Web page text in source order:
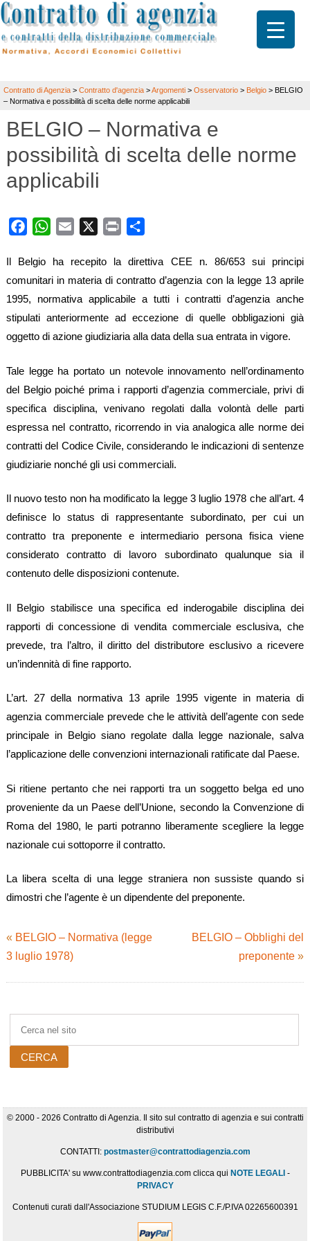
Contratto di Agenzia > Contratto d'agenzia >Argomenti > Osservatorio > Belgio > BELGIO
– Normativa e possibilità di scelta delle norme applicabili
BELGIO – Normativa e
possibilità di scelta delle norme
applicabili
FacebookWhatsApp
Email Print
Il Belgio ha recepito la direttiva CEE n. 86/653 sui principi
comunitari in materia di contratto d’agenzia con la legge 13 aprile
1995, normativa applicabile a tutti i contratti d’agenzia anche
stipulati anteriormente ad eccezione di quelle obbligazioni già
oggetto di azione giudiziaria alla data della sua entrata in vigore.
Tale legge ha portato un notevole innovamento nell’ordinamento
del Belgio poiché prima i rapporti d’agenzia commerciale, privi di
specifica disciplina, venivano regolati dalla volontà delle parti
espressa nel contratto, ricorrendo in via analogica alle norme dei
contratti del Codice Civile, considerando le indicazioni di sentenze
giudiziarie nonché gli usi commerciali.
Il nuovo testo non ha modificato la legge 3 luglio 1978 che all’art. 4
definisce lo status di rappresentante subordinato, per cui un
contratto tra preponente e intermediario persona fisica viene
considerato contratto di lavoro subordinato qualunque sia il
contenuto delle disposizioni contenute.
Il Belgio stabilisce una specifica ed inderogabile disciplina dei
rapporti di concessione di vendita commerciale esclusiva, che
prevede, tra l’altro, il diritto del distributore esclusivo a ricevere
un’indennità di fine rapporto.
L’art. 27 della normativa 13 aprile 1995 vigente in materia di
agenzia commerciale prevede che le attività dell’agente con sede
principale in Belgio siano regolate dalla legge nazionale, salva
l’applicazione delle convenzioni internazionali ratificate dal Paese.
Si ritiene pertanto che nei rapporti tra un soggetto belga ed uno
proveniente da un Paese dell’Unione, secondo la Convenzione di
Roma del 1980, le parti potranno liberamente scegliere la legge
nazionale cui sottoporre il contratto.
La libera scelta di una legge straniera non sussiste quando si
dimostri che l’agente è un dipendente del preponente.
« BELGIO – Normativa (legge
3 luglio 1978)
BELGIO – Obblighi del
preponente »
© 2000 - 2026 Contratto di Agenzia. Il sito sul contratto di agenzia e sui contratti
distributivi
CONTATTI: postmaster@contrattodiagenzia.com
PUBBLICITA' su www.contrattodiagenzia.com clicca qui NOTE LEGALI -
PRIVACY
Contenuti curati dall'Associazione STUDIUM LEGIS C.F./P.IVA 02265600391